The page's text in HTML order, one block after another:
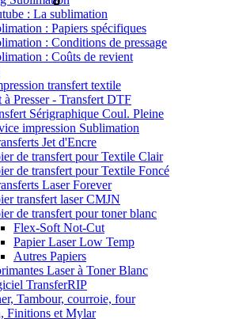
: La sublimation
: Papiers spécifiques
: Conditions de pressage
: Coûts de revient
transfert textile
à Presser - Transfert DTF
Sérigraphique Coul. Pleine
impression Sublimation
Jet d'Encre
de transfert pour Textile Clair
de transfert pour Textile Foncé
Laser Forever
transfert laser CMJN
de transfert pour toner blanc
Flex-Soft Not-Cut
Papier Laser Low Temp
Autres Papiers
Laser à Toner Blanc
TransferRIP
Tambour, courroie, four
Finitions et Mylar